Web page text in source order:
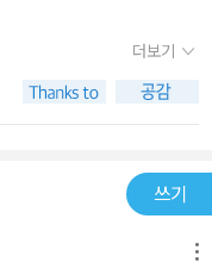
더보기
쓰기